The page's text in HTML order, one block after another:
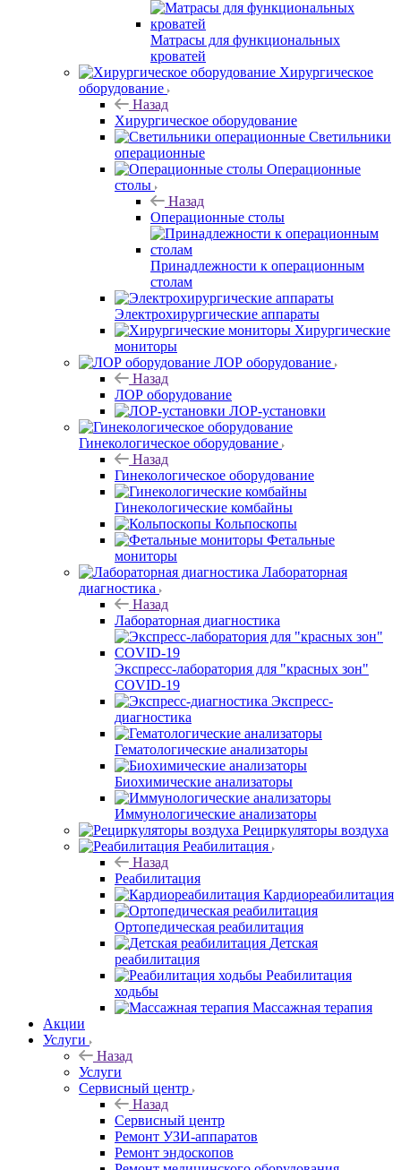
Матрасы для функциональных
кроватей
Хирургическое
оборудование
Назад
Хирургическое оборудование
Светильники
операционные
Операционные
столы
Назад
Операционные столы
Принадлежности к операционным
столам
Электрохирургические аппараты
Хирургические
мониторы
ЛОР оборудование
Назад
ЛОР оборудование
ЛОР-установки
Гинекологическое оборудование
Назад
Гинекологическое оборудование
Гинекологические комбайны
Кольпоскопы
Фетальные
мониторы
Лабораторная
диагностика
Назад
Лабораторная диагностика
Экспресс-лаборатория для "красных зон"
COVID-19
Экспресс-
диагностика
Гематологические анализаторы
Биохимические анализаторы
Иммунологические анализаторы
Рециркуляторы воздуха
Реабилитация
Назад
Реабилитация
Кардиореабилитация
Ортопедическая реабилитация
Детская
реабилитация
Реабилитация
ходьбы
Массажная терапия
Акции
Услуги
Назад
Услуги
Сервисный центр
Назад
Сервисный центр
Ремонт УЗИ-аппаратов
Ремонт эндоскопов